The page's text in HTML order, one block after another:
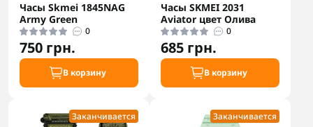
Часы Skmei 1845NAG
Army Green
0
750 грн.
В корзину
Часы SKMEI 2031
Aviator цвет Олива
0
685 грн.
В корзину
Заканчивается Заканчивается